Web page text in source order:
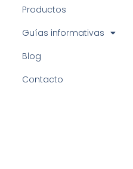
Productos
Guías informativas
Blog
Contacto